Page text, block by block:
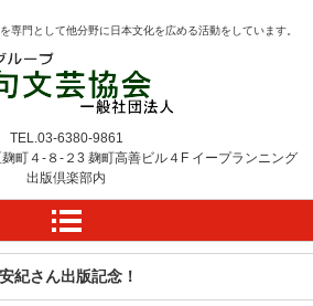
専門として他分野に日本文化を広める活動をしています。
TEL.03-6380-9861
町４-８-２3 麹町高善ビル４F イープランニング
出版倶楽部内
紀さん出版記念！